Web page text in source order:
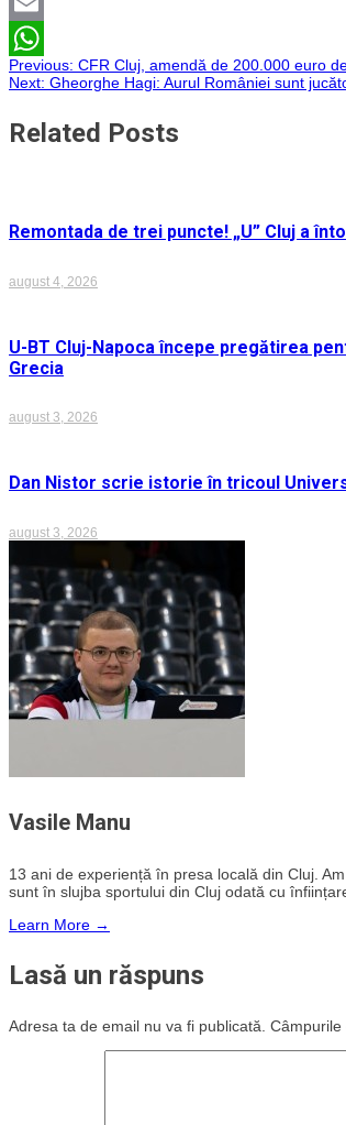
Email
WhatsApp
Navigare
în
Previous: CFR Cluj, amendă de 200.000 euro
Next: Gheorghe Hagi: Aurul României sunt
Related Posts
Remontada de trei puncte! „U” Cluj a
august 4, 2026
U-BT Cluj-Napoca începe pregătirea
Grecia
august 3, 2026
Dan Nistor scrie istorie în tricoul
august 3, 2026
Vasile Manu
13 ani de experiență în presa locală din Cluj.
sunt în slujba sportului din Cluj odată cu
Learn More →
Lasă un răspuns
Adresa ta de email nu va fi publicată. Câmpurile